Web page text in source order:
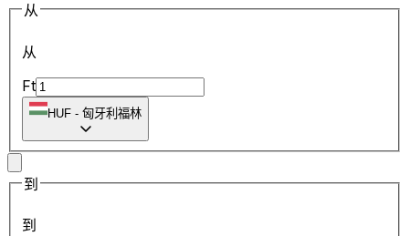
从
从
Ft
HUF - 匈牙利福林
到
到